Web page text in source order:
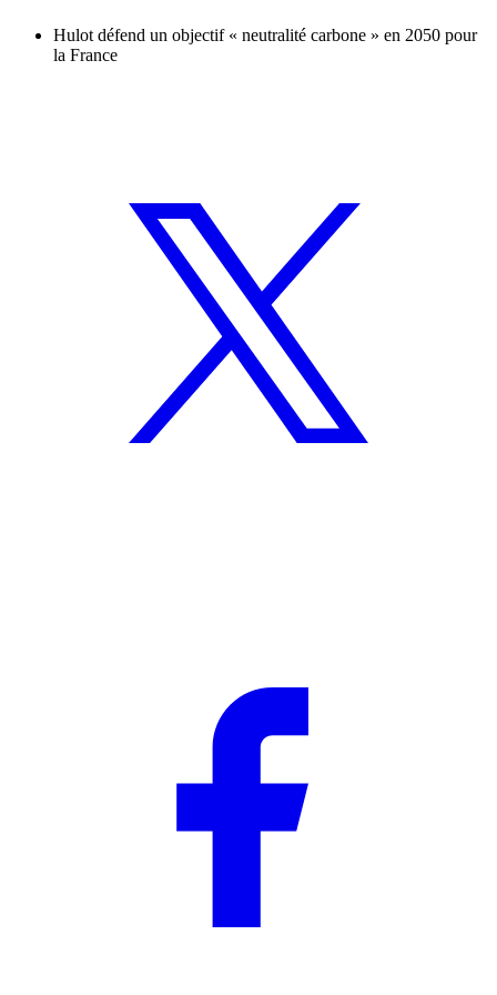
Hulot défend un objectif « neutralité carbone » en 2050 pour
la France